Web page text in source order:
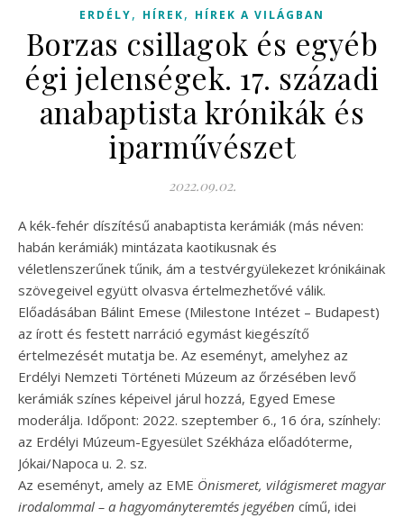
ERDÉLY, HÍREK, HÍREK A VILÁGBAN
Borzas csillagok és egyéb
égi jelenségek. 17. századi
anabaptista krónikák és
iparművészet
2022.09.02.
A kék-fehér díszítésű anabaptista kerámiák (más néven:
habán kerámiák) mintázata kaotikusnak és
véletlenszerűnek tűnik, ám a testvérgyülekezet krónikáinak
szövegeivel együtt olvasva értelmezhetővé válik.
Előadásában Bálint Emese (Milestone Intézet – Budapest)
az írott és festett narráció egymást kiegészítő
értelmezését mutatja be. Az eseményt, amelyhez az
Erdélyi Nemzeti Történeti Múzeum az őrzésében levő
kerámiák színes képeivel járul hozzá, Egyed Emese
moderálja. Időpont: 2022. szeptember 6., 16 óra, színhely:
az Erdélyi Múzeum-Egyesület Székháza előadóterme,
Jókai/Napoca u. 2. sz.
Az eseményt, amely az EME Önismeret, világismeret magyar
irodalommal – a hagyományteremtés jegyében című, idei